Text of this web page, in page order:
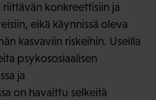
konkreettisiin ja
eikä käynnissä oleva
kasvaviin riskeihin. Useilla
psykososiaalisen
ja
on havaittu selkeitä